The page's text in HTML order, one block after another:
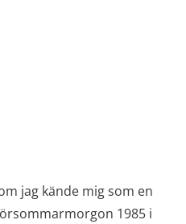
jag kände mig som en
1985 i